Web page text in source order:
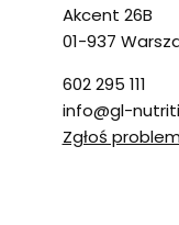
Akcent 26B
01-937
602 295 111
info@gl-
Zgłoś